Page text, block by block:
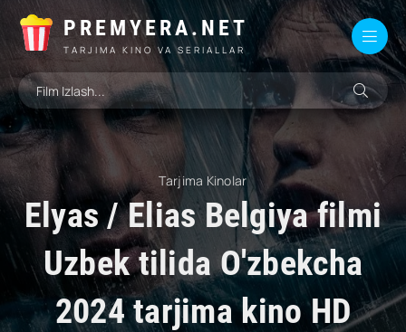
PREMYERA.NET
TARJIMA KINO VA SERIALLAR
Tarjima Kinolar
Elyas / Elias Belgiya filmi
Uzbek tilida O'zbekcha
2024 tarjima kino HD